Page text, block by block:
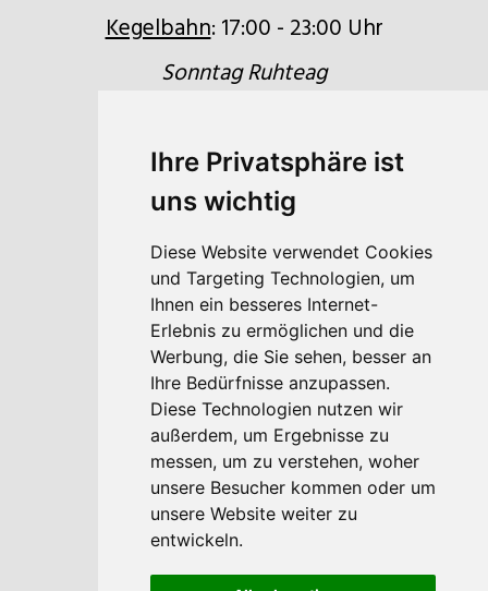
Ihre Privatsphäre ist
uns wichtig
Diese Website verwendet Cookies
und Targeting Technologien, um
Ihnen ein besseres Internet-
Erlebnis zu ermöglichen und die
Werbung, die Sie sehen, besser an
Ihre Bedürfnisse anzupassen.
Diese Technologien nutzen wir
außerdem, um Ergebnisse zu
messen, um zu verstehen, woher
unsere Besucher kommen oder um
unsere Website weiter zu
entwickeln.
Kegelbahn: 17:00 - 23:00 Uhr
Sonntag Ruhteag
Quicklinks
Anfrage
Buchen
Gutscheine
Lage & Anfahrt
Newsletter